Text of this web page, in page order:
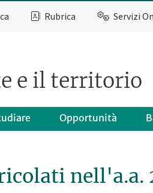
Rubrica Servizi
e il territorio
Opportunità
nell'a.a.